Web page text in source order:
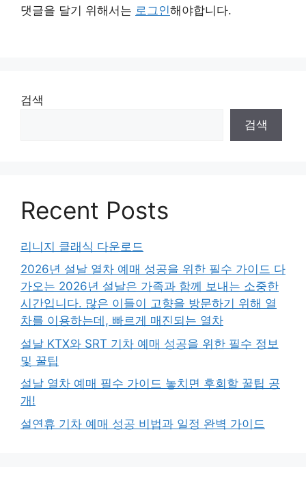
댓글을 달기 위해서는 로그인해야합니다.
검색
검색
Recent Posts
리니지 클래식 다운로드
2026년 설날 열차 예매 성공을 위한 필수 가이드 다
가오는 2026년 설날은 가족과 함께 보내는 소중한
시간입니다. 많은 이들이 고향을 방문하기 위해 열
차를 이용하는데, 빠르게 매진되는 열차
설날 KTX와 SRT 기차 예매 성공을 위한 필수 정보
및 꿀팁
설날 열차 예매 필수 가이드 놓치면 후회할 꿀팁 공
개!
설연휴 기차 예매 성공 비법과 일정 완벽 가이드